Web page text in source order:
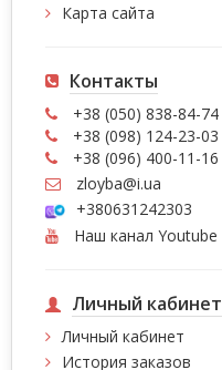
Карта сайта
Контакты
+38 (050) 838-84-74
+38 (098) 124-23-03
+38 (096) 400-11-16
zloyba@i.ua
+380631242303
Наш канал Youtube
Личный кабинет
Личный кабинет
История заказов